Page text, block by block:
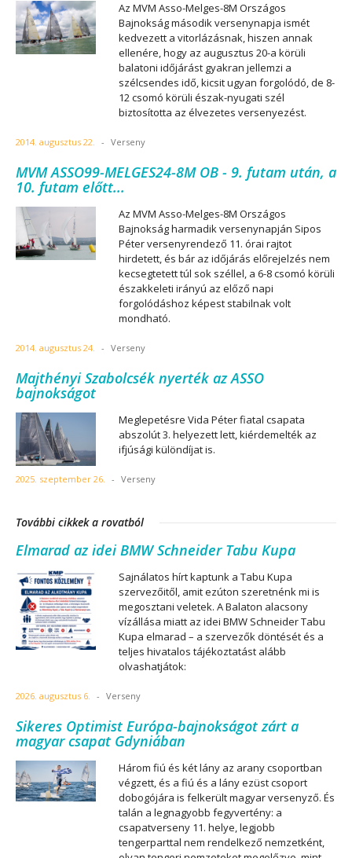
Az MVM Asso-Melges-8M Országos
Bajnokság második versenynapja ismét
kedvezett a vitorlázásnak, hiszen annak
ellenére, hogy az augusztus 20-a körüli
balatoni időjárást gyakran jellemzi a
szélcsendes idő, kicsit ugyan forgolódó, de 8-
12 csomó körüli észak-nyugati szél
biztosította az élvezetes versenyezést.
2014. augusztus 22. - Verseny
MVM ASSO99-MELGES24-8M OB - 9. futam után, a
10. futam előtt...
Az MVM Asso-Melges-8M Országos
Bajnokság harmadik versenynapján Sipos
Péter versenyrendező 11. órai rajtot
hirdetett, és bár az időjárás előrejelzés nem
kecsegtetett túl sok széllel, a 6-8 csomó körüli
északkeleti irányú az előző napi
forgolódáshoz képest stabilnak volt
mondható.
2014. augusztus 24. - Verseny
Majthényi Szabolcsék nyerték az ASSO
bajnokságot
Meglepetésre Vida Péter fiatal csapata
abszolút 3. helyezett lett, kiérdemelték az
ifjúsági különdíjat is.
2025. szeptember 26. - Verseny
További cikkek a rovatból
Elmarad az idei BMW Schneider Tabu Kupa
Sajnálatos hírt kaptunk a Tabu Kupa
szervezőitől, amit ezúton szeretnénk mi is
megosztani veletek. A Balaton alacsony
vízállása miatt az idei BMW Schneider Tabu
Kupa elmarad – a szervezők döntését és a
teljes hivatalos tájékoztatást alább
olvashatjátok:
2026. augusztus 6. - Verseny
Sikeres Optimist Európa-bajnokságot zárt a
magyar csapat Gdyniában
Három fiú és két lány az arany csoportban
végzett, és a fiú és a lány ezüst csoport
dobogójára is felkerült magyar versenyző. És
talán a legnagyobb fegyvertény: a
csapatverseny 11. helye, legjobb
tengerparttal nem rendelkező nemzetként,